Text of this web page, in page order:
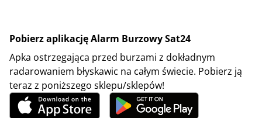
Pobierz aplikację Alarm Burzowy Sat24
Apka ostrzegająca przed burzami z dokładnym
radarowaniem błyskawic na całym świecie. Pobierz ją
teraz z poniższego sklepu/sklepów!